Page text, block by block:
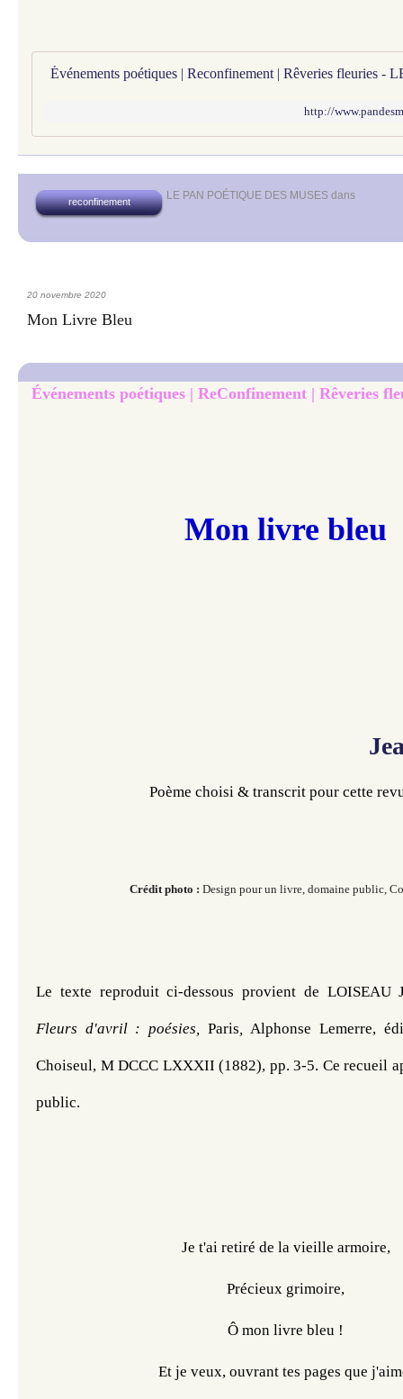
http://
LE PAN POÉTIQUE DES MUSES dans
reconfinement
20 novembre 2020
Mon Livre Bleu
Événements poétiques | ReConfinement | Rêveries
Mon livre bleu
Poème choisi & transcrit pour cette
Crédit photo : Design pour un livre, domaine public,
Le texte reproduit ci-dessous provient de
Fleurs d'avril : poésies, Paris, Alphonse Lemerre,
Choiseul, M DCCC LXXXII (1882), pp. 3-5. Ce recueil
public.
Je t'ai retiré de la vieille armoire,
Précieux grimoire,
Ô mon livre bleu !
Et je veux, ouvrant tes pages que